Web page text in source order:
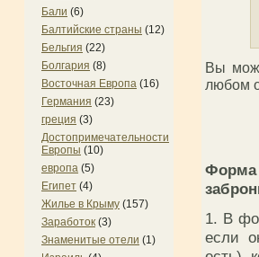
Бали (6)
Балтийские страны (12)
Бельгия (22)
Болгария (8)
Восточная Европа (16)
Германия (23)
греция (3)
Достопримечательности
Европы (10)
европа (5)
Египет (4)
Жилье в Крыму (157)
Заработок (3)
Знаменитые отели (1)
Вы
любом
1. В
если